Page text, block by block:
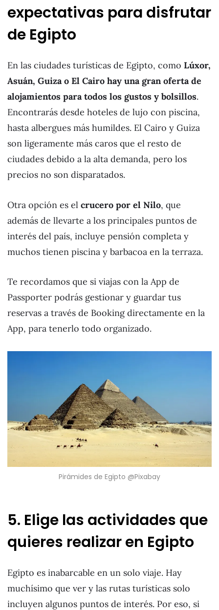
expectativas para disfrutar
de Egipto
En las ciudades turísticas de Egipto, como Lúxor,
Asuán, Guiza o El Cairo hay una gran oferta de
alojamientos para todos los gustos y bolsillos.
Encontrarás desde hoteles de lujo con piscina,
hasta albergues más humildes. El Cairo y Guiza
son ligeramente más caros que el resto de
ciudades debido a la alta demanda, pero los
precios no son disparatados.
Otra opción es el crucero por el Nilo, que
además de llevarte a los principales puntos de
interés del país, incluye pensión completa y
muchos tienen piscina y barbacoa en la terraza.
Te recordamos que si viajas con la App de
Passporter podrás gestionar y guardar tus
reservas a través de Booking directamente en la
App, para tenerlo todo organizado.
Pirámides de Egipto @Pixabay
5. Elige las actividades que
quieres realizar en Egipto
Egipto es inabarcable en un solo viaje. Hay
muchísimo que ver y las rutas turísticas solo
incluyen algunos puntos de interés. Por eso, si